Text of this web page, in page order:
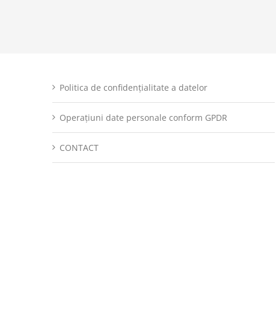
Politica de confidențialitate a datelor
Operațiuni date personale conform GPDR
CONTACT